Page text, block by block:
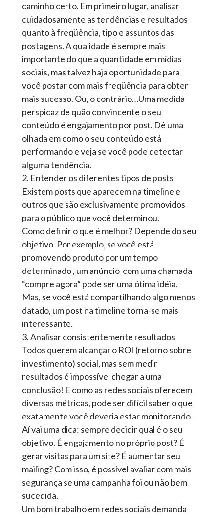
caminho certo. Em primeiro lugar, analisar
cuidadosamente as tendências e resultados
quanto à freqüência, tipo e assuntos das
postagens. A qualidade é sempre mais
importante do que a quantidade em mídias
sociais, mas talvez haja oportunidade para
você postar com mais freqüência para obter
mais sucesso. Ou, o contrário…Uma medida
perspicaz de quão convincente o seu
conteúdo é engajamento por post. Dê uma
olhada em como o seu conteúdo está
performando e veja se você pode detectar
alguma tendência.
2. Entender os diferentes tipos de posts
Existem posts que aparecem na timeline e
outros que são exclusivamente promovidos
para o público que você determinou.
Como definir o que é melhor? Depende do seu
objetivo. Por exemplo, se você está
promovendo produto por um tempo
determinado , um anúncio com uma chamada
“compre agora” pode ser uma ótima idéia.
Mas, se você está compartilhando algo menos
datado, um post na timeline torna-se mais
interessante.
3. Analisar consistentemente resultados
Todos querem alcançar o ROI (retorno sobre
investimento) social, mas sem medir
resultados é impossível chegar a uma
conclusão! E como as redes sociais oferecem
diversas métricas, pode ser difícil saber o que
exatamente você deveria estar monitorando.
Aí vai uma dica: sempre decidir qual é o seu
objetivo. É engajamento no próprio post? É
gerar visitas para um site? É aumentar seu
mailing? Com isso, é possível avaliar com mais
segurança se uma campanha foi ou não bem
sucedida.
Um bom trabalho em redes sociais demanda